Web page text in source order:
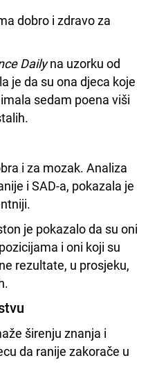
dobro i zdravo za
Dailyna uzorku od
je da su ona djeca koje
sedam poena viši
i za mozak. Analiza
i SAD-a, pokazala je
je pokazalo da su oni
i oni koji su
rezultate, u prosjeku,
širenju znanja i
da ranije zakorače u